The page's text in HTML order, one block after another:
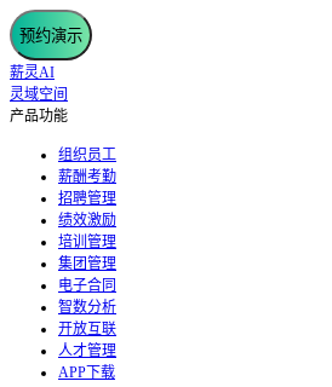
预约演示
薪灵AI
灵域空间
产品功能
组织员工
薪酬考勤
招聘管理
绩效激励
培训管理
集团管理
电子合同
智数分析
开放互联
人才管理
APP下载